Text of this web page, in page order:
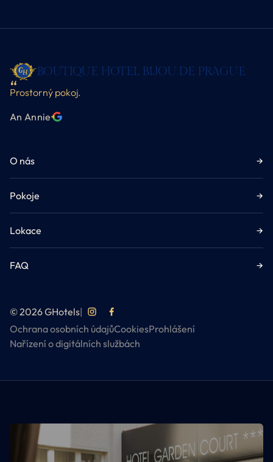
BOUTIQUE HOTEL BIJOU DE PRAGUE
Prostorný pokoj.
An Annie·
O nás →
Pokoje →
Lokace →
FAQ →
© 2026 GHotels|
Ochrana osobních údajůCookiesProhlášení
Nařízení o digitálních službách